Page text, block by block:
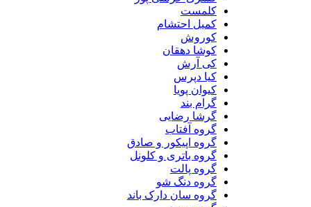
کلمست
کمیل احتشام
کوروش
کوشا دهقان
کی آرش
کیا دپرس
کیوان پویا
گرام بند
گرشا رضایی
گروه آفتاب
گروه اپیکور و صادق
گروه باتری و کلونل
گروه پالت
گروه دنگ شو
گروه سان دارک باند